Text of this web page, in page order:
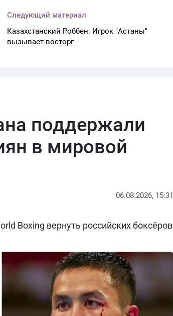
Следующий материал
Казахстанский Роббен: Игрок "Астаны"
вызывает восторг
поддержали
в мировой
06.08.2026, 15:31
Boxing вернуть российских боксёров